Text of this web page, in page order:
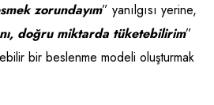
zorundayım” yanılgısı yerine,
doğru miktarda tüketebilirim”
bir beslenme modeli oluşturmak